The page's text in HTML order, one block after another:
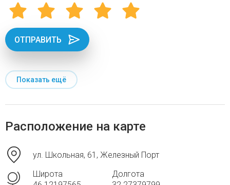
ОТПРАВИТЬ
Показать ещё
Расположение на карте
ул. Школьная, 61, Железный Порт
Широта
Долгота